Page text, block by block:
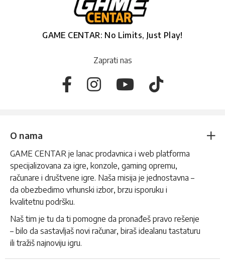
GAME CENTAR: No Limits, Just Play!
Zaprati nas
O nama
GAME CENTAR je lanac prodavnica i web platforma
specijalizovana za igre, konzole, gaming opremu,
računare i društvene igre. Naša misija je jednostavna –
da obezbedimo vrhunski izbor, brzu isporuku i
kvalitetnu podršku.
Naš tim je tu da ti pomogne da pronađeš pravo rešenje
– bilo da sastavljaš novi računar, biraš idealanu tastaturu
ili tražiš najnoviju igru.